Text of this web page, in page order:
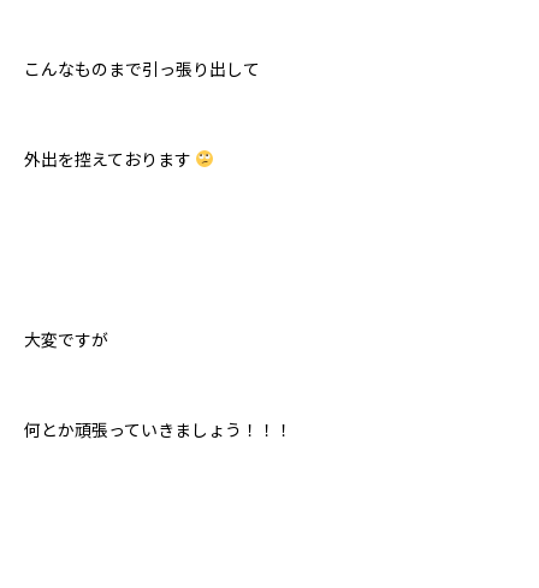
こんなものまで引っ張り出して
外出を控えております
大変ですが
何とか頑張っていきましょう！！！